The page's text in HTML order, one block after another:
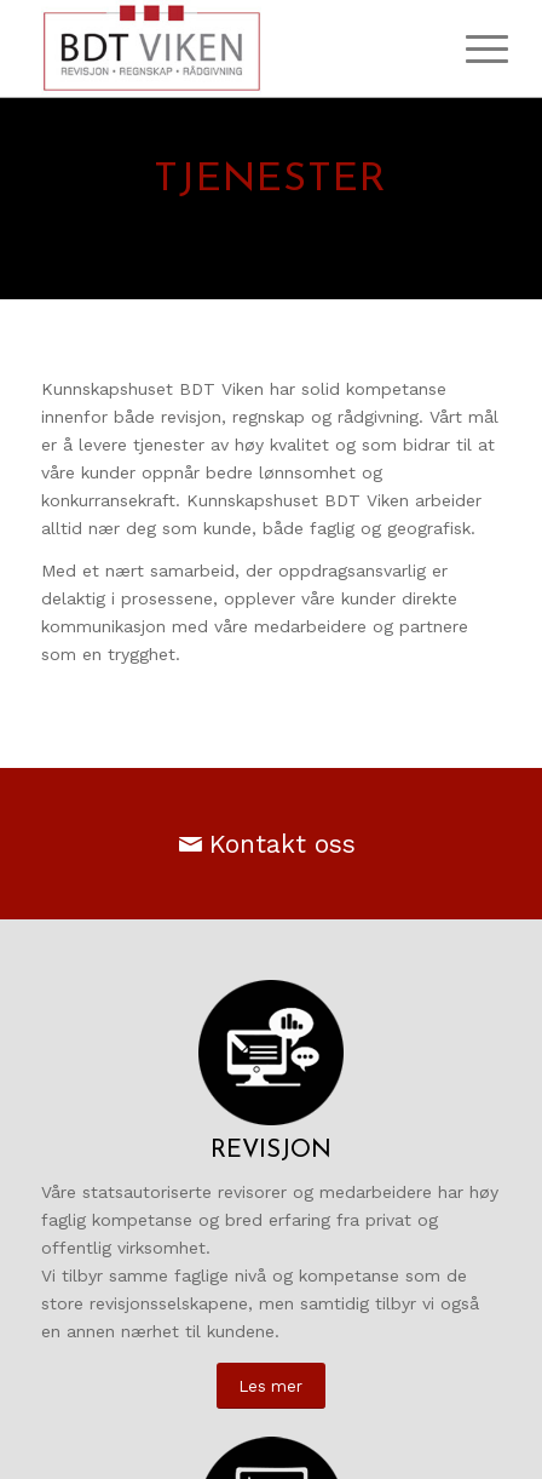
TJENESTER
Kunnskapshuset BDT Viken har solid kompetanse
innenfor både revisjon, regnskap og rådgivning. Vårt mål
er å levere tjenester av høy kvalitet og som bidrar til at
våre kunder oppnår bedre lønnsomhet og
konkurransekraft. Kunnskapshuset BDT Viken arbeider
alltid nær deg som kunde, både faglig og geografisk.
Med et nært samarbeid, der oppdragsansvarlig er
delaktig i prosessene, opplever våre kunder direkte
kommunikasjon med våre medarbeidere og partnere
som en trygghet.
Kontakt oss
REVISJON
Våre statsautoriserte revisorer og medarbeidere har høy
faglig kompetanse og bred erfaring fra privat og
offentlig virksomhet.
Vi tilbyr samme faglige nivå og kompetanse som de
store revisjonsselskapene, men samtidig tilbyr vi også
en annen nærhet til kundene.
Les mer